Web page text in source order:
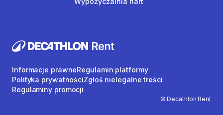
© Decathlon Rent
Informacje prawneRegulamin platformy
Polityka prywatnościZgłoś nielegalne treści
Regulaminy promocji